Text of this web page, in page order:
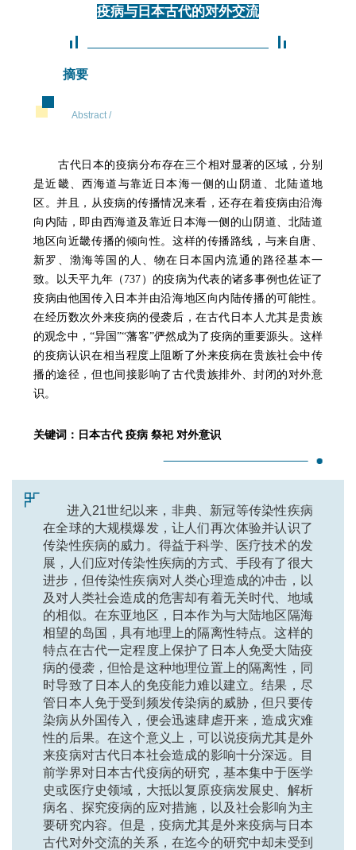
疫病与日本古代的对外交流
摘要
Abstract /
古代日本的疫病分布存在三个相对显著的区域，分别
是近畿、西海道与靠近日本海一侧的山阴道、北陆道地
区。并且，从疫病的传播情况来看，还存在着疫病由沿海
向内陆，即由西海道及靠近日本海一侧的山阴道、北陆道
地区向近畿传播的倾向性。这样的传播路线，与来自唐、
新罗、渤海等国的人、物在日本国内流通的路径基本一
致。以天平九年（737）的疫病为代表的诸多事例也佐证了
疫病由他国传入日本并由沿海地区向内陆传播的可能性。
在经历数次外来疫病的侵袭后，在古代日本人尤其是贵族
的观念中，“异国”“藩客”俨然成为了疫病的重要源头。这样
的疫病认识在相当程度上阻断了外来疫病在贵族社会中传
播的途径，但也间接影响了古代贵族排外、封闭的对外意
识。
关键词：日本古代 疫病 祭祀 对外意识
进入21世纪以来，非典、新冠等传染性疾病
在全球的大规模爆发，让人们再次体验并认识了
传染性疾病的威力。得益于科学、医疗技术的发
展，人们应对传染性疾病的方式、手段有了很大
进步，但传染性疾病对人类心理造成的冲击，以
及对人类社会造成的危害却有着无关时代、地域
的相似。在东亚地区，日本作为与大陆地区隔海
相望的岛国，具有地理上的隔离性特点。这样的
特点在古代一定程度上保护了日本人免受大陆疫
病的侵袭，但恰是这种地理位置上的隔离性，同
时导致了日本人的免疫能力难以建立。结果，尽
管日本人免于受到频发传染病的威胁，但只要传
染病从外国传入，便会迅速肆虐开来，造成灾难
性的后果。在这个意义上，可以说疫病尤其是外
来疫病对古代日本社会造成的影响十分深远。目
前学界对日本古代疫病的研究，基本集中于医学
史或医疗史领域，大抵以复原疫病发展史、解析
病名、探究疫病的应对措施，以及社会影响为主
要研究内容。但是，疫病尤其是外来疫病与日本
古代对外交流的关系，在迄今的研究中却未受到